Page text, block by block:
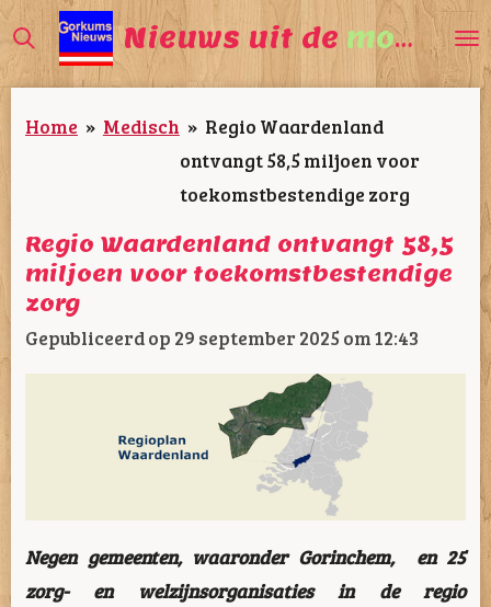
Ga
direct
naar
de
Nieuws uit de mooiste
Home » Medisch » Regio Waardenland
ontvangt 58,5 miljoen voor
toekomstbestendige zorg
Regio Waardenland ontvangt 58,5
miljoen voor toekomstbestendige
zorg
Gepubliceerd op 29 september 2025 om 12:43
Negen gemeenten, waaronder Gorinchem, en 25
zorg- en welzijnsorganisaties in de regio